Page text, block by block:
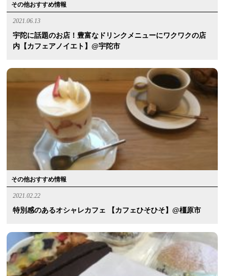
その他おすすめ情報
2021.06.13
宇陀に話題のお店！豊富なドリンクメニューにワクワクの店
内【カフェアノイエト】@宇陀市
その他おすすめ情報
2021.02.22
特別感のあるオシャレカフェ 【カフェひそひそ】@橿原市